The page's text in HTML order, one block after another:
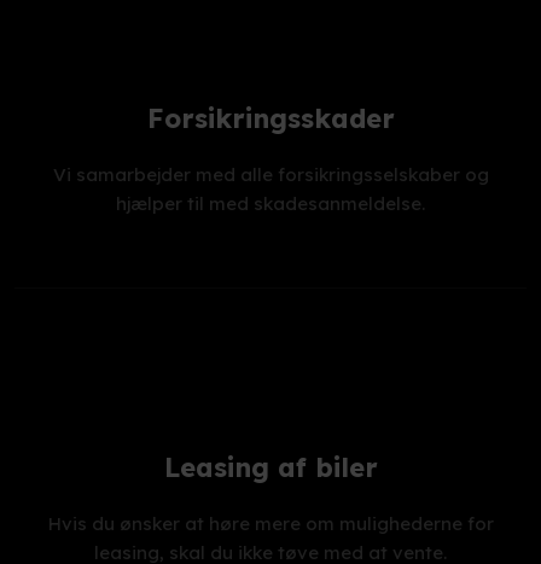
Forsikringsskader
Vi samarbejder med alle forsikringsselskaber og
hjælper til med skadesanmeldelse.
Leasing af biler
Hvis du ønsker at høre mere om mulighederne for
leasing, skal du ikke tøve med at vente.